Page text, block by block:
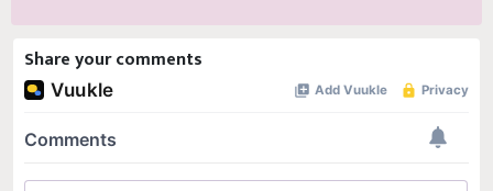
Share your comments